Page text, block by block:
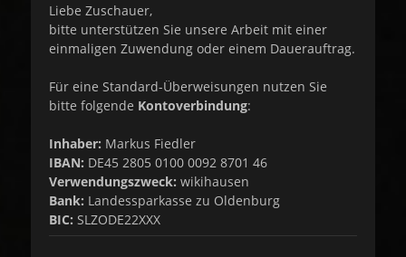
Liebe Zuschauer,
bitte unterstützen Sie unsere Arbeit mit einer
einmaligen Zuwendung oder einem Dauerauftrag.
Für eine Standard-Überweisungen nutzen Sie
bitte folgende Kontoverbindung:
Inhaber: Markus Fiedler
IBAN: DE45 2805 0100 0092 8701 46
Verwendungszweck: wikihausen
Bank: Landessparkasse zu Oldenburg
BIC: SLZODE22XXX